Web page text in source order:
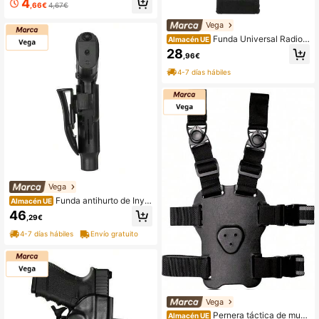
unisex,66€4,67€
Vega
Almacén UE Funda antihurto de Inye
cción Shockwave para arma corta
Vega Holster SHWC000
46 ,29€
4-7 días hábiles
Envío gratuito
Vega
Almacén UE Funda Universal Radio
Walkie-Talkie de color negro Vega
Holster 2R03
28 ,96€
4-7 días hábiles
Vega
Almacén UE Pernera táctica de musl